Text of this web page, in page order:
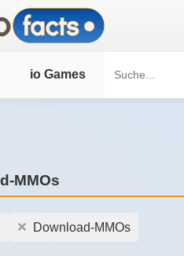
io Games
MMOs
Download-MMOs